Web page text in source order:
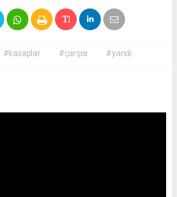
#kasaplar #çarşısı #yandı